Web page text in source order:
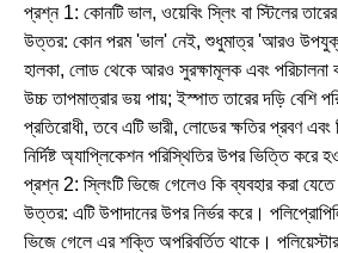
প্রশ্ন 1: কোনটি ভাল, ওয়েবিং স্লিং বা স্টিলের
উত্তর: কোন পরম 'ভাল' নেই, শুধুমাত্র 'আরও
হালকা, লোড থেকে আরও সুরক্ষামূলক এবং পরিচালনা
উচ্চ তাপমাত্রার ভয় পায়; ইস্পাত তারের দড়ি বেশি
প্রতিরোধী, তবে এটি ভারী, লোডের ক্ষতির প্রবণ এবং
নির্দিষ্ট অ্যাপ্লিকেশন পরিস্থিতির উপর ভিত্তি করে
প্রশ্ন 2: স্লিংটি ভিজে গেলেও কি ব্যবহার করা যেতে
উত্তর: এটি উপাদানের উপর নির্ভর করে।
ভিজে গেলে এর শক্তি অপরিবর্তিত থাকে।